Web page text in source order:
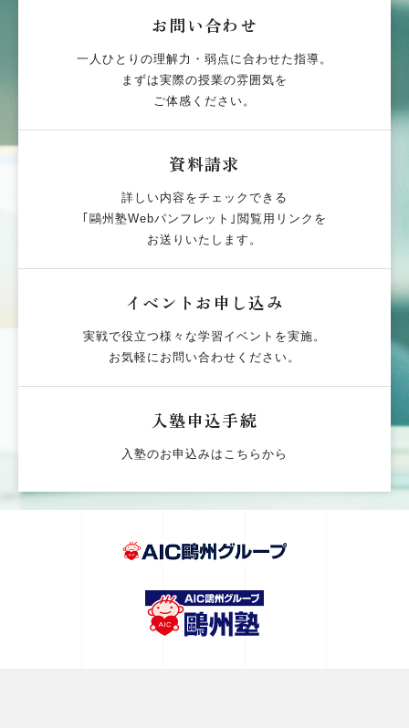
お問い合わせ
一人ひとりの理解力・弱点に合わせた指導。
まずは実際の授業の雰囲気を
ご体感ください。
資料請求
詳しい内容をチェックできる
｢鷗州塾Webパンフレット｣閲覧用リンクを
お送りいたします。
イベントお申し込み
実戦で役立つ様々な学習イベントを実施。
お気軽にお問い合わせください。
入塾申込手続
入塾のお申込みはこちらから